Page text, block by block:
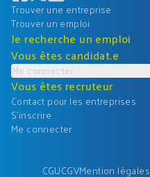
Trouver une entreprise
Trouver un emploi
Je recherche un emploi
Vous êtes candidat.e
Me connecter
Vous êtes recruteur
Contact pour les entreprises
S'inscrire
Me connecter
CGUCGVMention légales